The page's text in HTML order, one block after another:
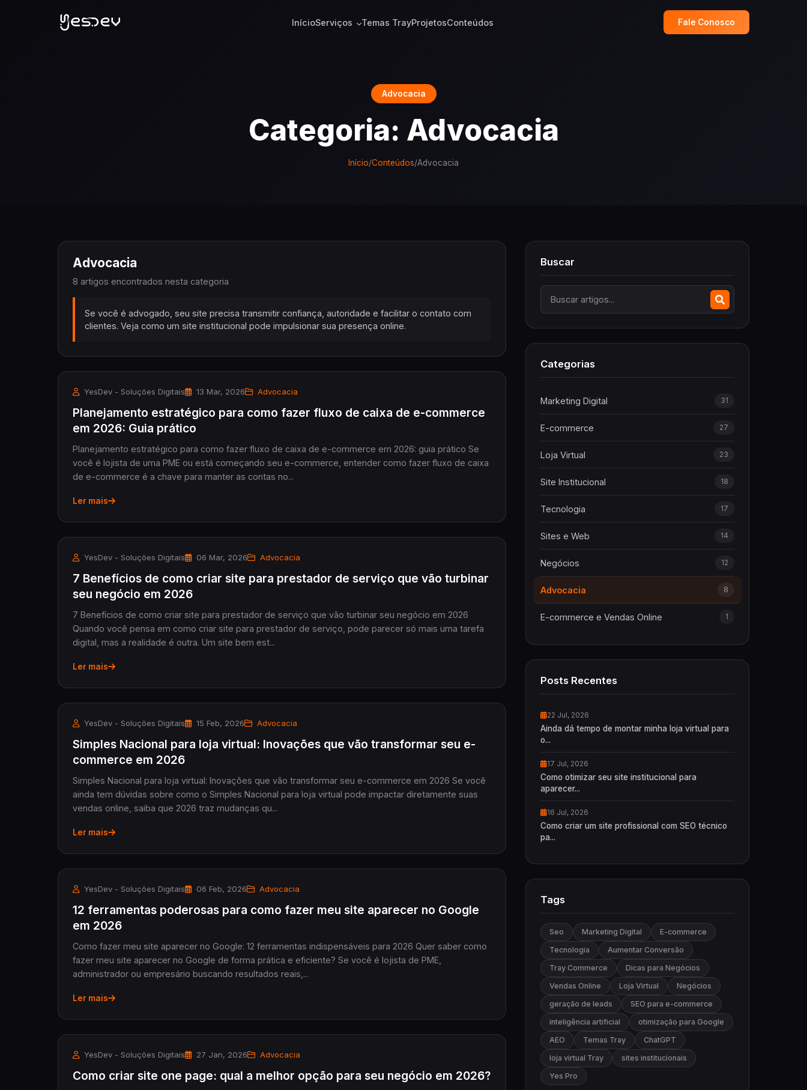
InícioServiços Temas TrayProjetosConteúdos Fale Conosco
Advocacia
Categoria: Advocacia
Início/Conteúdos/Advocacia
Advocacia
8 artigos encontrados nesta categoria
Se você é advogado, seu site precisa transmitir confiança, autoridade e facilitar o contato com
clientes. Veja como um site institucional pode impulsionar sua presença online.
YesDev - Soluções Digitais 13 Mar, 2026 Advocacia
Planejamento estratégico para como fazer fluxo de caixa de e-commerce
em 2026: Guia prático
Planejamento estratégico para como fazer fluxo de caixa de e-commerce em 2026: guia prático Se
você é lojista de uma PME ou está começando seu e-commerce, entender como fazer fluxo de caixa
de e-commerce é a chave para manter as contas no...
Ler mais
YesDev - Soluções Digitais 06 Mar, 2026 Advocacia
7 Benefícios de como criar site para prestador de serviço que vão turbinar
seu negócio em 2026
7 Benefícios de como criar site para prestador de serviço que vão turbinar seu negócio em 2026
Quando você pensa em como criar site para prestador de serviço, pode parecer só mais uma tarefa
digital, mas a realidade é outra. Um site bem est...
Ler mais
YesDev - Soluções Digitais 15 Feb, 2026 Advocacia
Simples Nacional para loja virtual: Inovações que vão transformar seu e-
commerce em 2026
Simples Nacional para loja virtual: Inovações que vão transformar seu e-commerce em 2026 Se você
ainda tem dúvidas sobre como o Simples Nacional para loja virtual pode impactar diretamente suas
vendas online, saiba que 2026 traz mudanças qu...
Ler mais
YesDev - Soluções Digitais 06 Feb, 2026 Advocacia
12 ferramentas poderosas para como fazer meu site aparecer no Google
em 2026
Como fazer meu site aparecer no Google: 12 ferramentas indispensáveis para 2026 Quer saber como
fazer meu site aparecer no Google de forma prática e eficiente? Se você é lojista de PME,
administrador ou empresário buscando resultados reais,...
Ler mais
YesDev - Soluções Digitais 27 Jan, 2026 Advocacia
Como criar site one page: qual a melhor opção para seu negócio em 2026?
Buscar
Categorias
Marketing Digital 31
E-commerce 27
Loja Virtual 23
Site Institucional 18
Tecnologia 17
Sites e Web 14
Negócios 12
Advocacia 8
E-commerce e Vendas Online 1
Posts Recentes
22 Jul, 2026
Ainda dá tempo de montar minha loja virtual para
o...
17 Jul, 2026
Como otimizar seu site institucional para
aparecer...
16 Jul, 2026
Como criar um site profissional com SEO técnico
pa...
Tags
Seo Marketing Digital
E-commerce
Tecnologia
Aumentar Conversão
Tray Commerce
Dicas para Negócios
Vendas Online
Loja Virtual
Negócios
geração de leads
SEO para e-commerce
inteligência artificial
otimização para Google
AEO
Temas Tray
ChatGPT
loja virtual Tray
sites institucionais
Yes Pro